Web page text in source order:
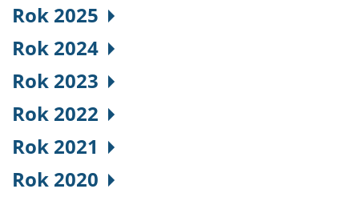
Rok 2025
Rok 2024
Rok 2023
Rok 2022
Rok 2021
Rok 2020